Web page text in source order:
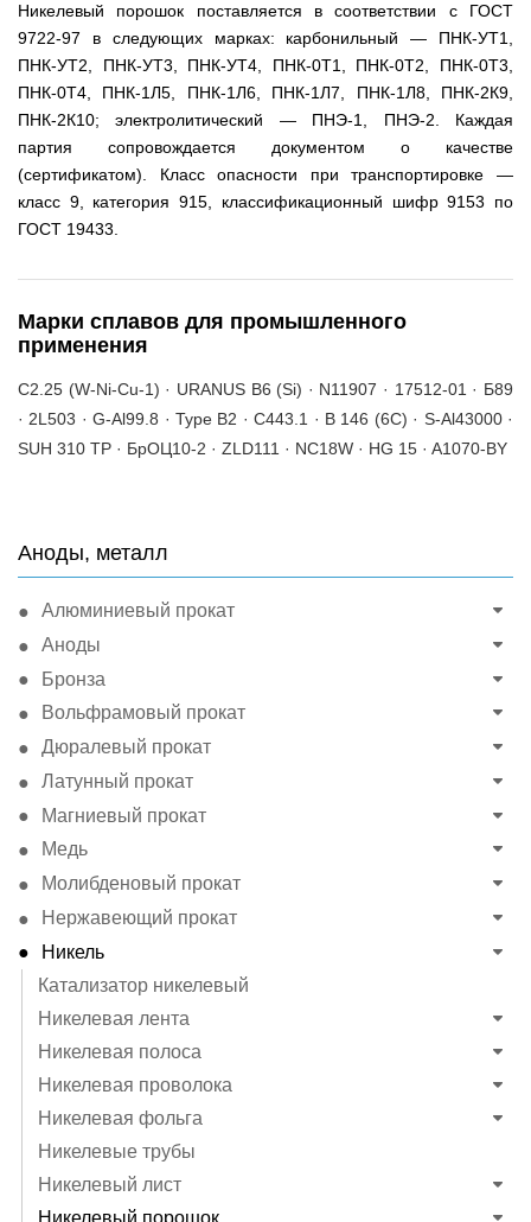
Аноды, металл
Алюминиевый прокат
Аноды
Бронза
Вольфрамовый прокат
Дюралевый прокат
Латунный прокат
Магниевый прокат
Медь
Молибденовый прокат
Нержавеющий прокат
Никель
Катализатор никелевый
Никелевая лента
Никелевая полоса
Никелевая проволока
Никелевая фольга
Никелевые трубы
Никелевый лист
Никелевый порошок поставляется в соответствии с ГОСТ
9722-97 в следующих марках: карбонильный — ПНК-УТ1,
ПНК-УТ2, ПНК-УТ3, ПНК-УТ4, ПНК-0Т1, ПНК-0Т2, ПНК-0Т3,
ПНК-0Т4, ПНК-1Л5, ПНК-1Л6, ПНК-1Л7, ПНК-1Л8, ПНК-2К9,
ПНК-2К10; электролитический — ПНЭ-1, ПНЭ-2. Каждая
партия сопровождается документом о качестве
(сертификатом). Класс опасности при транспортировке —
класс 9, категория 915, классификационный шифр 9153 по
ГОСТ 19433.
Марки сплавов для промышленного
применения
C2.25 (W-Ni-Cu-1) · URANUS B6 (Si) · N11907 · 17512-01 · Б89
· 2L503 · G-Al99.8 · Type B2 · C443.1 · B 146 (6C) · S-Al43000 ·
SUH 310 TP · БрОЦ10-2 · ZLD111 · NC18W · HG 15 · A1070-BY